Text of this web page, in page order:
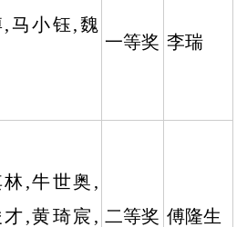
,马小钰,魏
一等奖 李瑞
林,牛世奥,
才,黄琦宸, 二等奖 傅隆生